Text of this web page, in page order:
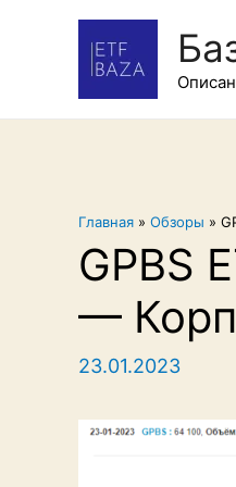
Главная » Обзоры »
GPBS
—
23.01.2023